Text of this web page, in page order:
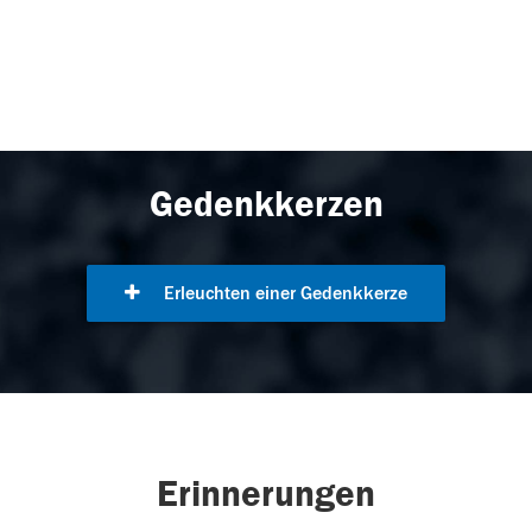
Gedenkkerzen
Erleuchten einer Gedenkkerze
Erinnerungen